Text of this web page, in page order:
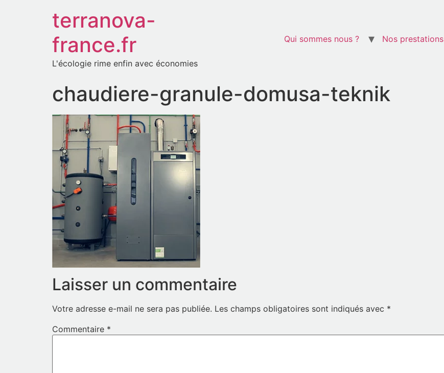
terranova-
france.fr
L'écologie rime enfin avec économies
Qui sommes nous ? Nos prestations
chaudiere-granule-domusa-teknik
Laisser un commentaire
Votre adresse e-mail ne sera pas publiée. Les champs obligatoires sont indiqués avec *
Commentaire *